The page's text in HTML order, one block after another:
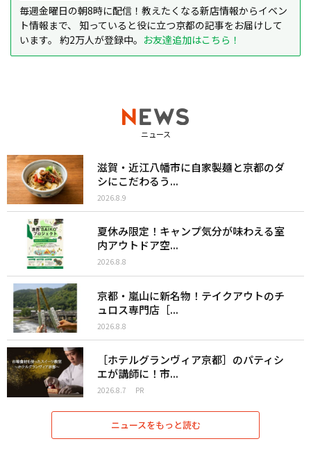
毎週金曜日の朝8時に配信！教えたくなる新店情報からイベン
ト情報まで、 知っていると役に立つ京都の記事をお届けして
います。 約2万人が登録中。 お友達追加はこちら！
ニュース
滋賀・近江八幡市に自家製麺と京都のダ
シにこだわるう...
2026.8.9
夏休み限定！キャンプ気分が味わえる室
内アウトドア空...
2026.8.8
京都・嵐山に新名物！テイクアウトのチ
ュロス専門店［...
2026.8.8
［ホテルグランヴィア京都］のパティシ
エが講師に！市...
2026.8.7 PR
ニュースをもっと読む